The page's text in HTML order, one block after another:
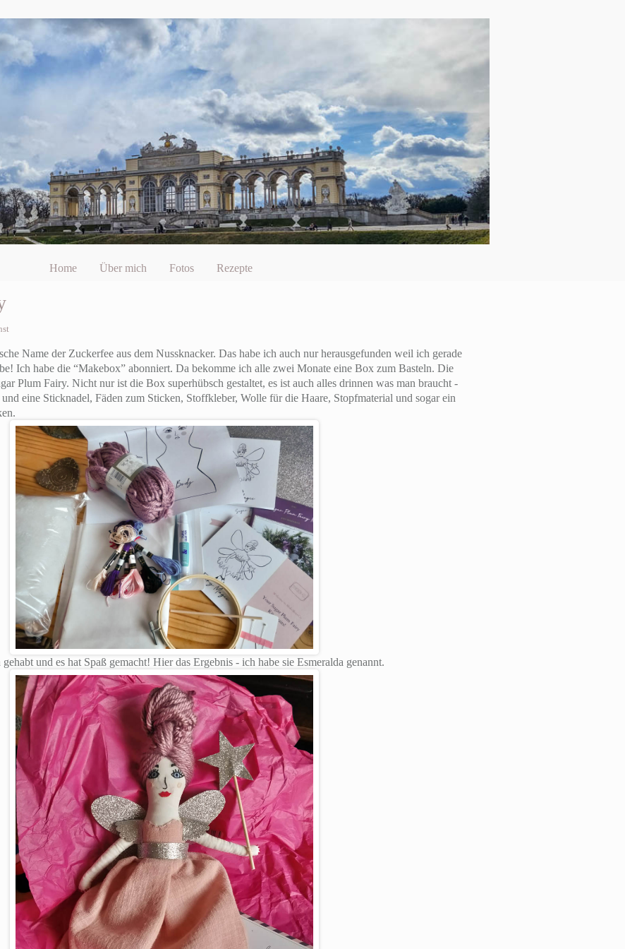
Home Über mich Fotos Rezepte
Name der Zuckerfee aus dem Nussknacker. Das habe ich auch nur herausgefunden weil ich gerade
Ich habe die “Makebox” abonniert. Da bekomme ich alle zwei Monate eine Box zum Basteln. Die
Plum Fairy. Nicht nur ist die Box superhübsch gestaltet, es ist auch alles drinnen was man braucht -
eine Sticknadel, Fäden zum Sticken, Stoffkleber, Wolle für die Haare, Stopfmaterial und sogar ein
und es hat Spaß gemacht! Hier das Ergebnis - ich habe sie Esmeralda genannt.